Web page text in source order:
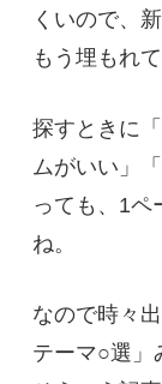
くいので、
もう埋もれ
探すときに
ムがいい」
っても、1ペ
ね。
なので時々
テーマ○選」